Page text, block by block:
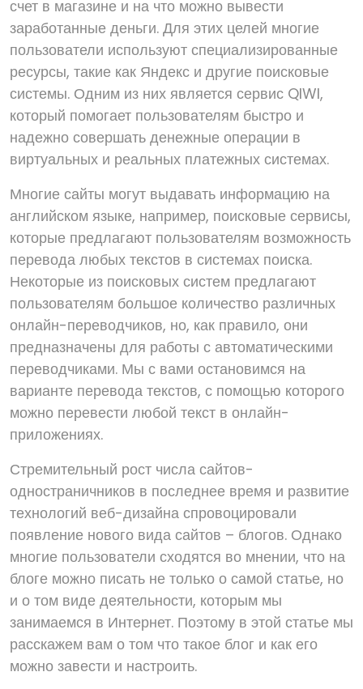
счет в магазине и на что можно вывести
заработанные деньги. Для этих целей многие
пользователи используют специализированные
ресурсы, такие как Яндекс и другие поисковые
системы. Одним из них является сервис QIWI,
который помогает пользователям быстро и
надежно совершать денежные операции в
виртуальных и реальных платежных системах.
Многие сайты могут выдавать информацию на
английском языке, например, поисковые сервисы,
которые предлагают пользователям возможность
перевода любых текстов в системах поиска.
Некоторые из поисковых систем предлагают
пользователям большое количество различных
онлайн-переводчиков, но, как правило, они
предназначены для работы с автоматическими
переводчиками. Мы с вами остановимся на
варианте перевода текстов, с помощью которого
можно перевести любой текст в онлайн-
приложениях.
Стремительный рост числа сайтов-
одностраничников в последнее время и развитие
технологий веб-дизайна спровоцировали
появление нового вида сайтов – блогов. Однако
многие пользователи сходятся во мнении, что на
блоге можно писать не только о самой статье, но
и о том виде деятельности, которым мы
занимаемся в Интернет. Поэтому в этой статье мы
расскажем вам о том что такое блог и как его
можно завести и настроить.